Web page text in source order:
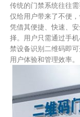
传统的门禁系统往往
仅给用户带来了不便
凭借其便捷、快速、
择。用户只需通过手
禁设备识别二维码即
用户体验和管理效率。